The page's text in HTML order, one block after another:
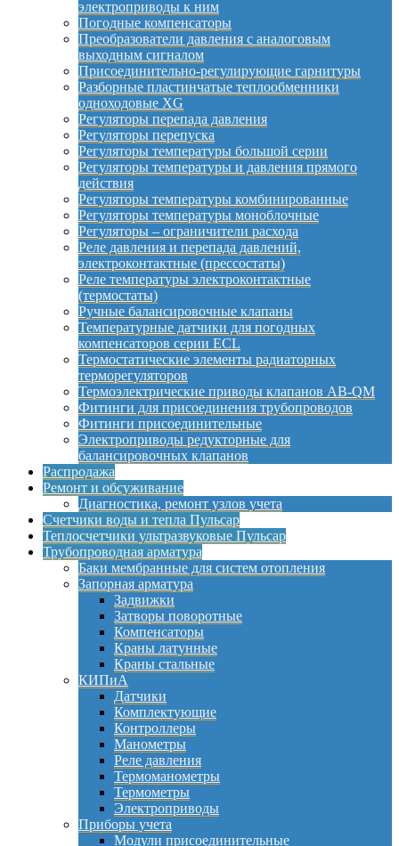
электроприводы к ним
Погодные компенсаторы
Преобразователи давления с аналоговым
выходным сигналом
Присоединительно-регулирующие гарнитуры
Разборные пластинчатые теплообменники
одноходовые XG
Регуляторы перепада давления
Регуляторы перепуска
Регуляторы температуры большой серии
Регуляторы температуры и давления прямого
действия
Регуляторы температуры комбинированные
Регуляторы температуры моноблочные
Регуляторы – ограничители расхода
Реле давления и перепада давлений,
электроконтактные (прессостаты)
Реле температуры электроконтактные
(термостаты)
Ручные балансировочные клапаны
Температурные датчики для погодных
компенсаторов серии ECL
Термостатические элементы радиаторных
терморегуляторов
Термоэлектрические приводы клапанов AB-QM
Фитинги для присоединения трубопроводов
Фитинги присоединительные
Электроприводы редукторные для
балансировочных клапанов
Распродажа
Ремонт и обсуживание
Диагностика, ремонт узлов учета
Счетчики воды и тепла Пульсар
Теплосчетчики ультразвуковые Пульсар
Трубопроводная арматура
Баки мембранные для систем отопления
Запорная арматура
Задвижки
Затворы поворотные
Компенсаторы
Краны латунные
Краны стальные
КИПиА
Датчики
Комплектующие
Контроллеры
Манометры
Реле давления
Термоманометры
Термометры
Электроприводы
Приборы учета
Модули присоединительные